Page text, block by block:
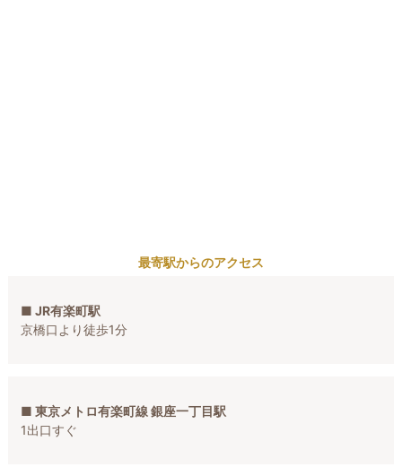
最寄駅からのアクセス
■ JR有楽町駅
京橋口より徒歩1分
■ 東京メトロ有楽町線 銀座一丁目駅
1出口すぐ